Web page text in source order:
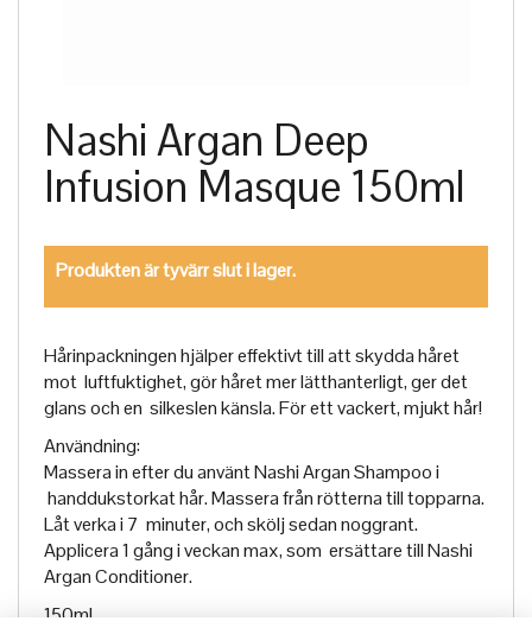
Nashi Argan Deep
Infusion Masque 150ml
Produkten är tyvärr slut i lager.
Hårinpackningen hjälper effektivt till att skydda håret
mot luftfuktighet, gör håret mer lätthanterligt, ger det
glans och en silkeslen känsla. För ett vackert, mjukt hår!
Användning:
Massera in efter du använt Nashi Argan Shampoo i
handdukstorkat hår. Massera från rötterna till topparna.
Låt verka i 7 minuter, och skölj sedan noggrant.
Applicera 1 gång i veckan max, som ersättare till Nashi
Argan Conditioner.
150ml